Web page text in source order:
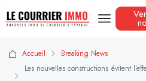
Accueil
Breaking News
Les nouvelles constructions évitent